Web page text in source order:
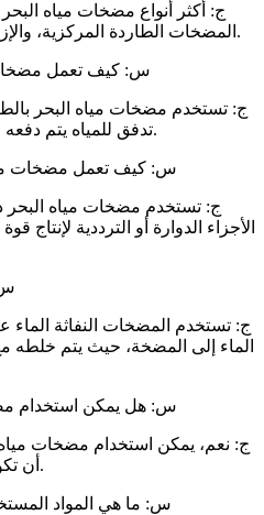
ج: أكثر أنواع مضخات مياه
المضخات الطاردة المركزية، والإزاحة الإيجابية، والمضخات النفاثة.
س: كيف تعمل مضخات
ج: تستخدم مضخات مياه البحر
تدفق للمياه يتم دفعه عبر المضخة وخارج خط التفريغ.
س: كيف تعمل مضخات مياه
ج: تستخدم مضخات مياه البحر
الأجزاء الدوارة أو الترددية لإنتاج
ج: تستخدم المضخات النفاثة
الماء إلى المضخة، حيث يتم خلطه
س: هل يمكن استخدام
ج: نعم، يمكن استخدام مضخات مياه
أن تكون مصممة خصيصًا لهذا الغرض.
س: ما هي المواد